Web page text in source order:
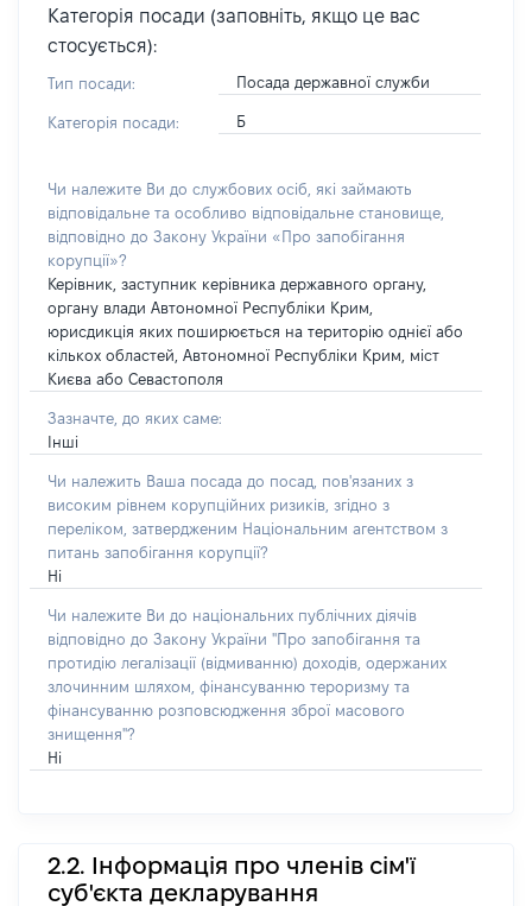
Категорія посади (заповніть, якщо це вас
стосується):
Тип посади: Посада державної служби
Категорія посади: Б
Чи належите Ви до службових осіб, які займають
відповідальне та особливо відповідальне становище,
відповідно до Закону України «Про запобігання
корупції»?
Керівник, заступник керівника державного органу,
органу влади Автономної Республіки Крим,
юрисдикція яких поширюється на територію однієї або
кількох областей, Автономної Республіки Крим, міст
Києва або Севастополя
Зазначте, до яких саме:
Інші
Чи належить Ваша посада до посад, пов'язаних з
високим рівнем корупційних ризиків, згідно з
переліком, затвердженим Національним агентством з
питань запобігання корупції?
Ні
Чи належите Ви до національних публічних діячів
відповідно до Закону України "Про запобігання та
протидію легалізації (відмиванню) доходів, одержаних
злочинним шляхом, фінансуванню тероризму та
фінансуванню розповсюдження зброї масового
знищення"?
Ні
2.2. Інформація про членів сім'ї
суб'єкта декларування